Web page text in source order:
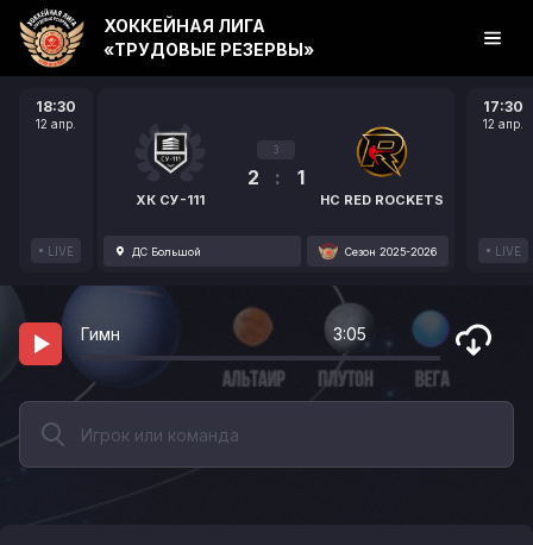
18:30
12 апр.
LIVE
ХК СУ-111
3
2 : 1
HC RED ROCKETS
ДС Большой Сезон 2025-2026
17:30
12 апр.
LIVE
ХОККЕЙНАЯ ЛИГА
«ТРУДОВЫЕ РЕЗЕРВЫ»
Гимн 3:05